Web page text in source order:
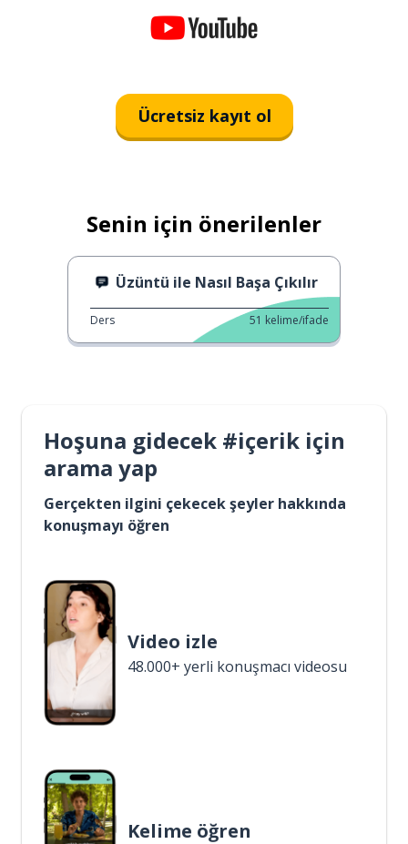
Ücretsiz kayıt ol
Senin için önerilenler
Üzüntü ile Nasıl Başa Çıkılır
Ders 51 kelime/ifade
Hoşuna gidecek #içerik için
arama yap
Gerçekten ilgini çekecek şeyler hakkında
konuşmayı öğren
Video izle
48.000+ yerli konuşmacı videosu
Kelime öğren